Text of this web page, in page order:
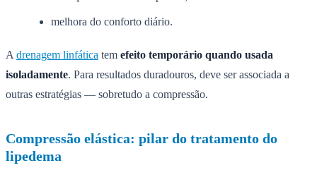
melhora do conforto diário.
A drenagem linfática tem efeito temporário quando usada
isoladamente. Para resultados duradouros, deve ser associada a
outras estratégias — sobretudo a compressão.
Compressão elástica: pilar do tratamento do
lipedema